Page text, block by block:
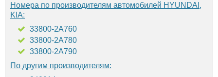
Номера по производителям автомобилей HYUNDAI,
KIA:
33800-2A760
33800-2A780
33800-2A790
По другим производителям: